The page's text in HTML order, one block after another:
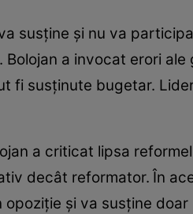
susține și nu va
Bolojan a invocat erori
fi susținute bugetar.
a criticat lipsa
decât reformator. În
opoziție și va susține